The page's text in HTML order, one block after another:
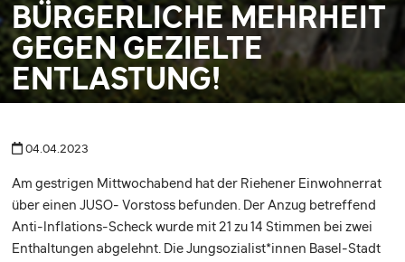
BÜRGERLICHE MEHRHEIT
GEGEN GEZIELTE
ENTLASTUNG!
04.04.2023
Am gestrigen Mittwochabend hat der Riehener Einwohnerrat
über einen JUSO- Vorstoss befunden. Der Anzug betreffend
Anti-Inflations-Scheck wurde mit 21 zu 14 Stimmen bei zwei
Enthaltungen abgelehnt. Die Jungsozialist*innen Basel-Stadt